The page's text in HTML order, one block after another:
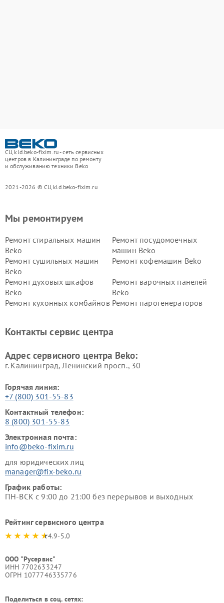
СЦ kld.beko-fixim.ru - сеть сервисных
центров в Калининграде по ремонту
и обслуживанию техники Beko
2021-2026 © СЦ kld.beko-fixim.ru
Мы ремонтируем
Ремонт стиральных машин
Beko
Ремонт посудомоечных
машин Beko
Ремонт сушильных машин
Beko
Ремонт кофемашин Beko
Ремонт духовых шкафов
Beko
Ремонт варочных панелей
Beko
Ремонт кухонных комбайнов Ремонт парогенераторов
Ремонт холодильников Beko Ремонт морозильных камер
Контакты сервис центра
Адрес сервисного центра Beko:
г. Калининград, Ленинский просп., 30
Горячая линия:
+7 (800) 301-55-83
Контактный телефон:
8 (800) 301-55-83
Электронная почта:
info@beko-fixim.ru
для юридических лиц
manager@fix-beko.ru
График работы:
ПН-ВСК с 9:00 до 21:00 без перерывов и выходных
Рейтинг сервисного центра
4.9-5.0
ООО "Русервис"
ИНН 7702633247
ОГРН 1077746335776
Поделиться в соц. сетях: